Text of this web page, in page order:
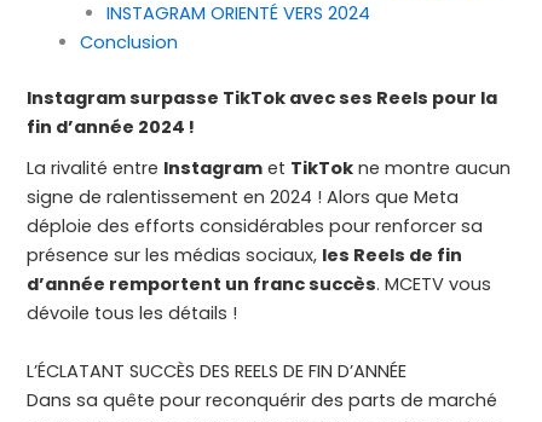
INSTAGRAM ORIENTÉ VERS 2024
Conclusion
Instagram surpasse TikTok avec ses Reels pour la
fin d’année 2024 !
La rivalité entre Instagram et TikTok ne montre aucun
signe de ralentissement en 2024 ! Alors que Meta
déploie des efforts considérables pour renforcer sa
présence sur les médias sociaux, les Reels de fin
d’année remportent un franc succès. MCETV vous
dévoile tous les détails !
L’ÉCLATANT SUCCÈS DES REELS DE FIN D’ANNÉE
Dans sa quête pour reconquérir des parts de marché